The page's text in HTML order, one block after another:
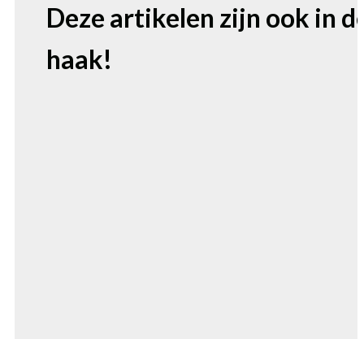
Deze artikelen zijn ook in
haak!